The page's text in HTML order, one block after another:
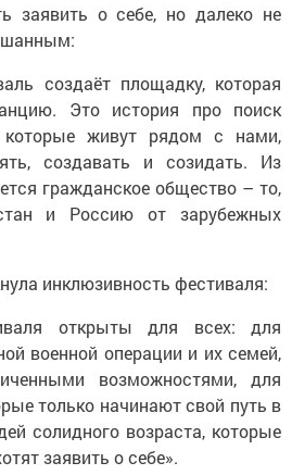
заявить о себе, но далеко не
создаёт площадку, которая
Это история про поиск
которые живут рядом с нами,
создавать и созидать. Из
гражданское общество – то,
и Россию от зарубежных
инклюзивность фестиваля:
открыты для всех: для
военной операции и их семей,
возможностями, для
только начинают свой путь в
солидного возраста, которые
заявить о себе».